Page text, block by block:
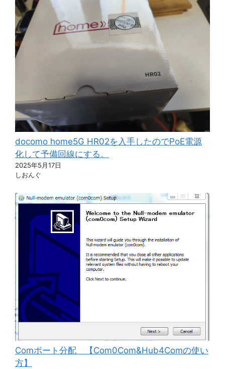
docomo home5G HR02を入手したのでPoE電源
化して予備回線にする。
2025年5月17日
しおんぐ
Comポート分配 【Com0Com&Hub4Comの使い
方】